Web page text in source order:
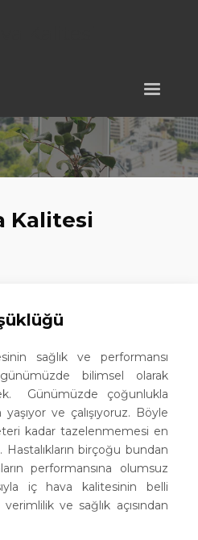
Kalitesi
sağlık ve performansı
bilimsel olarak
Günümüzde çoğunlukla
ve çalışıyoruz. Böyle
kadar tazelenmemesi en
birçoğu bundan
performansına olumsuz
iç hava kalitesinin belli
ve sağlık açısından